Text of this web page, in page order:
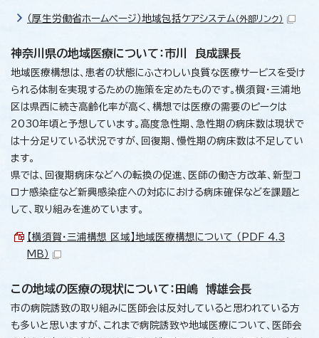
（厚生労働省ホームページ）地域包括ケアシステム （外部リンク）
神奈川県の地域医療について：市川 良成課長
地域医療構想は、患者の状態にふさわしい良質な医療サービスを受け
られる体制を実現するための施策を定めたものです。横須賀・三浦地
区は県西に続き高齢化率が高く、構想では医療の需要のピークは
2030年頃と予想しています。高度急性期、急性期の病床数は現状で
は十分足りている状況ですが、回復期、慢性期の病床数は不足してい
ます。
県では、回復期病床などへの転換の促進、医師の働き方改革、新型コ
ロナ感染症など新興感染症への対応における病床確保などを課題と
して、取り組みを進めています。
【横須賀・三浦構想 区域】地域医療構想について （PDF 4.3
MB）
この地域の医療の現状について：田嶋 博雄会長
市の病院誘致の取り組みに医師会は反対していると思われている方
も多いと思いますが、これまで病院誘致や地域医療について、医師会